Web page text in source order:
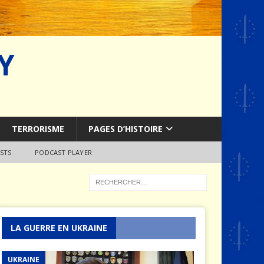
TERRORISME PAGES D’HISTOIRE
PODCAST PLAYER
LA GUERRE EN UKRAINE
UKRAINE